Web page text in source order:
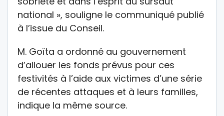
national », souligne le communiqué publié
à l’issue du Conseil.
M. Goïta a ordonné au gouvernement
d’allouer les fonds prévus pour ces
festivités à l’aide aux victimes d’une série
de récentes attaques et à leurs familles,
indique la même source.